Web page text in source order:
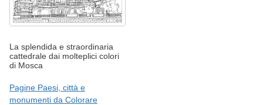
La splendida e straordinaria
cattedrale dai molteplici colori
di Mosca
Pagine Paesi, città e
monumenti da Colorare